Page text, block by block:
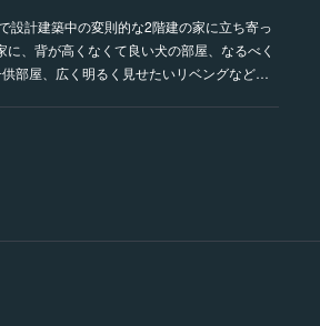
設計建築中の変則的な2階建の家に立ち寄っ
、背が高くなくて良い犬の部屋、なるべく
部屋、広く明るく見せたいリベングなど…